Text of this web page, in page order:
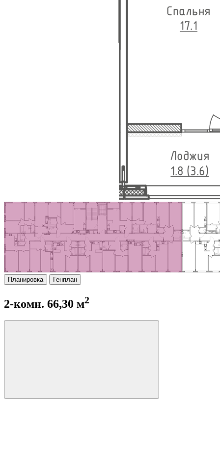
Планировка Генплан
2-комн. 66,30 м2